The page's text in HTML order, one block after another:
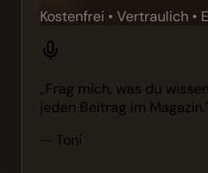
Kostenfrei • Vertraulich •
„Frag mich, was du
jeden Beitrag im Magazin."
— Toni